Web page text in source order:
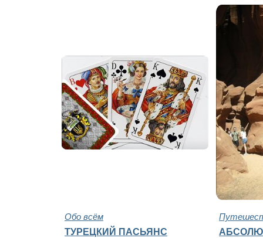
Обо всём
ТУРЕЦКИЙ ПАСЬЯНС